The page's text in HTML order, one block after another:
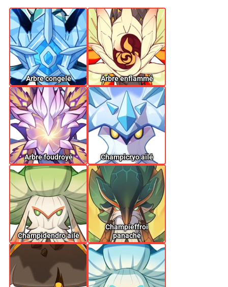
Arbre congelé Arbre enflammé
Arbre foudroyé Champicryo ailé
Champidendro ailé
Champieffroi
panaché